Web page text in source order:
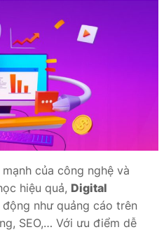
của công nghệ và
hiệu quả, Digital
như quảng cáo trên
SEO,… Với ưu điểm dễ